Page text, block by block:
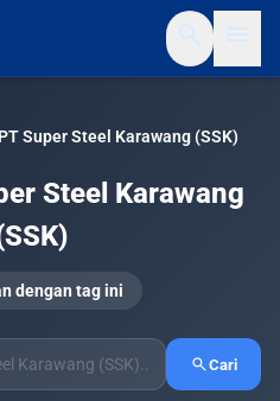
Super Steel Karawang (SSK)
Steel Karawang
dengan tag ini
searchCari